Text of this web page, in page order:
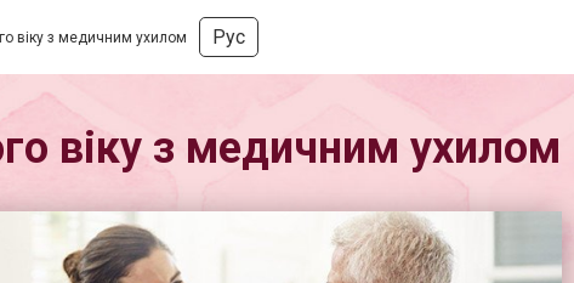
віку з медичним ухилом Рус
віку з медичним ухилом